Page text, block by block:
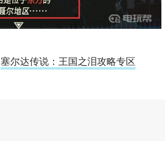
塞尔达传说：王国之泪攻略专区